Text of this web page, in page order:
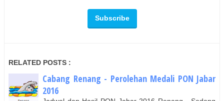
RELATED POSTS :
Cabang Renang - Perolehan Medali PON Jabar
2016